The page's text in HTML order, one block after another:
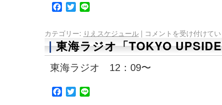
Facebook
Twitter
カテゴリー: りえスケジュール | コメントを受け付けて
東海ラジオ「TOKYO
東海ラジオ 12：09〜
Facebook
Twitter